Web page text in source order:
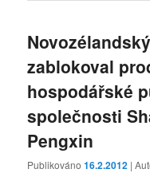
zablokoval
hospodářské
společnosti
Pengxin
Publikováno16.2.2012 |